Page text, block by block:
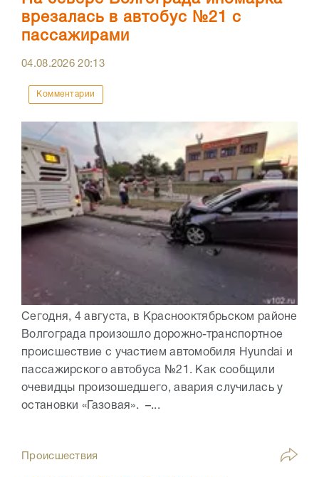
врезалась в автобус №21 с
пассажирами
04.08.202620:13
Комментарии
Сегодня, 4 августа, в Краснооктябрьском районе
Волгограда произошло дорожно-транспортное
происшествие с участием автомобиля Hyundai и
пассажирского автобуса №21. Как сообщили
очевидцы произошедшего, авария случилась у
остановки «Газовая». –...
Происшествия